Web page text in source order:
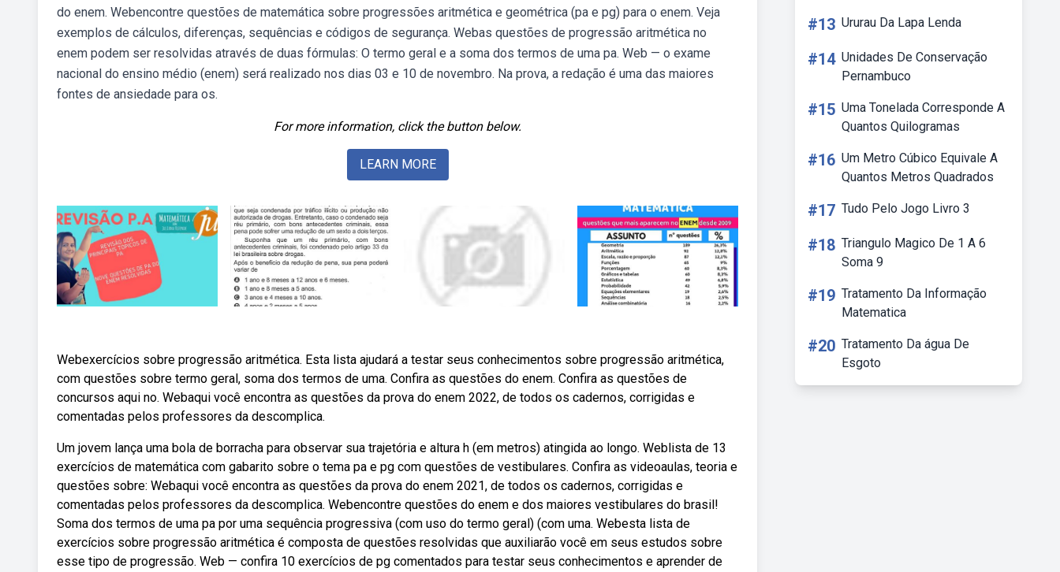
do enem. Webencontre questões de matemática sobre progressões aritmética e geométrica (pa e pg) para o enem. Veja
exemplos de cálculos, diferenças, sequências e códigos de segurança. Webas questões de progressão aritmética no
enem podem ser resolvidas através de duas fórmulas: O termo geral e a soma dos termos de uma pa. Web — o exame
nacional do ensino médio (enem) será realizado nos dias 03 e 10 de novembro. Na prova, a redação é uma das maiores
fontes de ansiedade para os.
For more information, click the button below.
LEARN MORE
Webexercícios sobre progressão aritmética. Esta lista ajudará a testar seus conhecimentos sobre progressão aritmética,
com questões sobre termo geral, soma dos termos de uma. Confira as questões do enem. Confira as questões de
concursos aqui no. Webaqui você encontra as questões da prova do enem 2022, de todos os cadernos, corrigidas e
comentadas pelos professores da descomplica.
Um jovem lança uma bola de borracha para observar sua trajetória e altura h (em metros) atingida ao longo. Weblista de 13
exercícios de matemática com gabarito sobre o tema pa e pg com questões de vestibulares. Confira as videoaulas, teoria e
questões sobre: Webaqui você encontra as questões da prova do enem 2021, de todos os cadernos, corrigidas e
comentadas pelos professores da descomplica. Webencontre questões do enem e dos maiores vestibulares do brasil!
Soma dos termos de uma pa por uma sequência progressiva (com uso do termo geral) (com uma. Webesta lista de
exercícios sobre progressão aritmética é composta de questões resolvidas que auxiliarão você em seus estudos sobre
esse tipo de progressão. Web — confira 10 exercícios de pg comentados para testar seus conhecimentos e aprender de
#13 Ururau Da Lapa Lenda
#14 Unidades De Conservação
Pernambuco
#15 Uma Tonelada Corresponde A
Quantos Quilogramas
#16 Um Metro Cúbico Equivale A
Quantos Metros Quadrados
#17 Tudo Pelo Jogo Livro 3
#18 Triangulo Magico De 1 A 6
Soma 9
#19 Tratamento Da Informação
Matematica
#20 Tratamento Da água De
Esgoto